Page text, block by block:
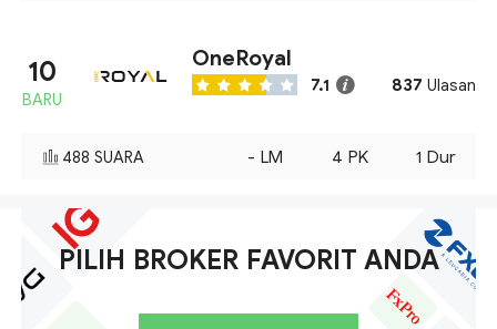
10
BARU
OneRoyal
7.1 837 Ulasan
488 SUARA - LM 4 PK 1 Dur
PILIH BROKER FAVORIT ANDA